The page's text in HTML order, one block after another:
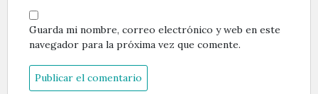
Guarda mi nombre, correo electrónico y web en este
navegador para la próxima vez que comente.